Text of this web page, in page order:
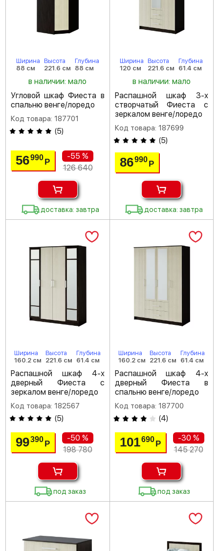
Ширина
88 см
Высота
221.6 см
Глубина
88 см
в наличии: мало
Угловой шкаф Фиеста в
спальню венге/лоредо
Код товара: 187701
(5)
56990Р
-55 %
126 640
доставка: завтра
Ширина
120 см
Высота
221.6 см
Глубина
61.4 см
в наличии: мало
Распашной шкаф 3-х
створчатый Фиеста с
зеркалом венге/лоредо
Код товара: 187699
(5)
86990 Р
доставка: завтра
Ширина
160.2 см
Высота
221.6 см
Глубина
61.4 см
Распашной шкаф 4-х
дверный Фиеста с
зеркалом венге/лоредо
Код товара: 182567
(5)
99390Р
-50 %
198 780
под заказ
Ширина
160.2 см
Высота
221.6 см
Глубина
61.4 см
Распашной шкаф 4-х
дверный Фиеста в
спальню венге/лоредо
Код товара: 187700
(4)
101690 Р
-30 %
145 270
под заказ